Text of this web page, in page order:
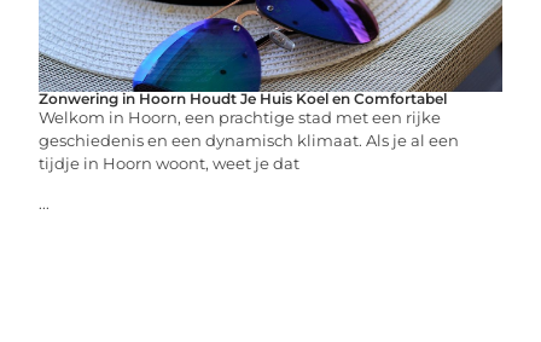
Zonwering in Hoorn Houdt Je Huis Koel en Comfortabel
Welkom in Hoorn, een prachtige stad met een rijke
geschiedenis en een dynamisch klimaat. Als je al een
tijdje in Hoorn woont, weet je dat
...